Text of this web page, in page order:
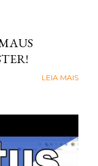
LEIA MAIS